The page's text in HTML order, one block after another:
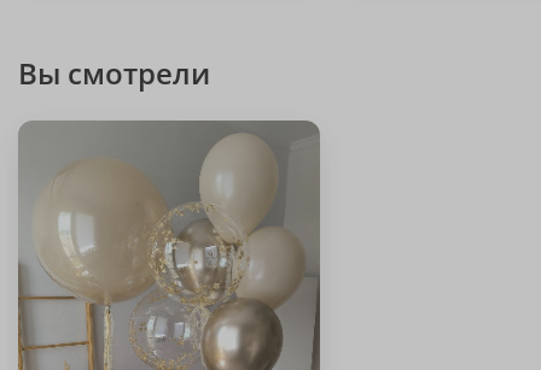
Вы смотрели